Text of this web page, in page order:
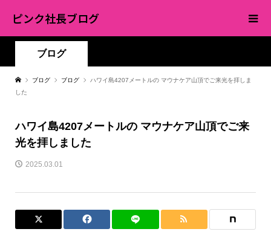
ピンク社長ブログ
ブログ
ブログ ブログ
ハワイ島4207メートルの マウナケア山頂でご来光を拝しま
した
ハワイ島4207メートルの マウナケア山頂でご来
光を拝しました
2025.03.01